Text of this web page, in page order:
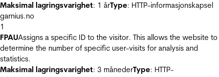
Maksimal lagringsvarighet: 1 årType: HTTP-informasjonskapsel
garnius.no
1
FPAUAssigns a specific ID to the visitor. This allows the website to
determine the number of specific user-visits for analysis and
statistics.
Maksimal lagringsvarighet: 3 månederType: HTTP-